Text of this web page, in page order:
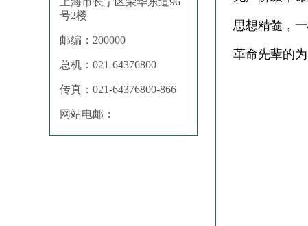
号2楼
邮编：200000
总机：021-64376800
传真：021-64376800-866
网站电邮：
思想精髓，
革命先辈的